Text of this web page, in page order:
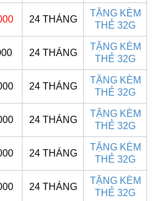
24 THÁNG
TẶNG KÈM
THẺ 32G
24 THÁNG
TẶNG KÈM
THẺ 32G
24 THÁNG
TẶNG KÈM
THẺ 32G
24 THÁNG
TẶNG KÈM
THẺ 32G
24 THÁNG
TẶNG KÈM
THẺ 32G
24 THÁNG
TẶNG KÈM
THẺ 32G